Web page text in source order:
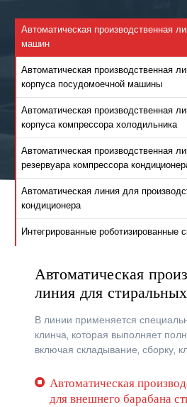
Автоматическая производственная
машин
Автоматическая производственная
корпуса посудомоечной машины
Автоматическая производственная
корпуса компрессора холодильника
Автоматическая производственная
резервуара компрессора
Автоматическая линия для
кондиционера
Интегрированные роботизированные
Автоматическая
линия для
В линии применяется
клинча, которая выполняет
включая складывание, сборку,
Автоматическая
для внешнего барабана